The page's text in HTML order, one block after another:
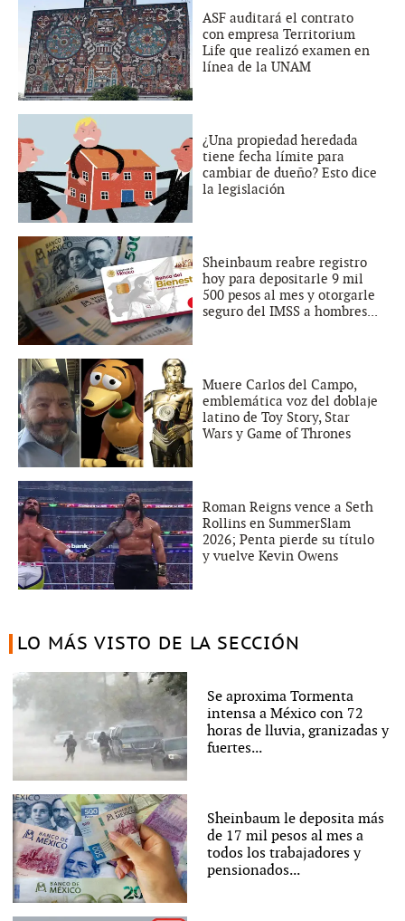
ASF auditará el contrato
con empresa Territorium
Life que realizó examen en
línea de la UNAM
¿Una propiedad heredada
tiene fecha límite para
cambiar de dueño? Esto dice
la legislación
Sheinbaum reabre registro
hoy para depositarle 9 mil
500 pesos al mes y otorgarle
seguro del IMSS a hombres...
Muere Carlos del Campo,
emblemática voz del doblaje
latino de Toy Story, Star
Wars y Game of Thrones
Roman Reigns vence a Seth
Rollins en SummerSlam
2026; Penta pierde su título
y vuelve Kevin Owens
LO MÁS VISTO DE LA SECCIÓN
Se aproxima Tormenta
intensa a México con 72
horas de lluvia, granizadas y
fuertes...
Sheinbaum le deposita más
de 17 mil pesos al mes a
todos los trabajadores y
pensionados...